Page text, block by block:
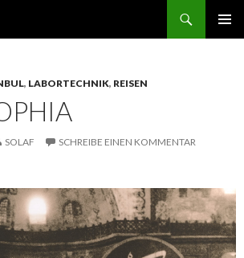
, LABORTECHNIK, REISEN
SOLAF SCHREIBE EINEN KOMMENTAR